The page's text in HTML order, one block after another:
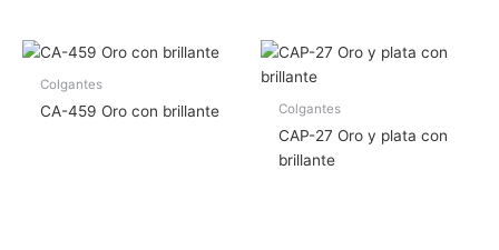
Colgantes
CA-459 Oro con brillante Colgantes
CAP-27 Oro y plata con
brillante